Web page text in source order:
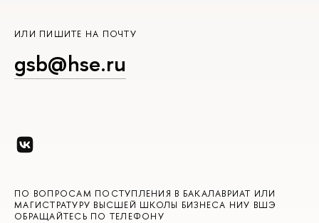
ИЛИ ПИШИТЕ НА ПОЧТУ
gsb@hse.ru
ПО ВОПРОСАМ ПОСТУПЛЕНИЯ В БАКАЛАВРИАТ ИЛИ
МАГИСТРАТУРУ ВЫСШЕЙ ШКОЛЫ БИЗНЕСА НИУ ВШЭ
ОБРАЩАЙТЕСЬ ПО ТЕЛЕФОНУ